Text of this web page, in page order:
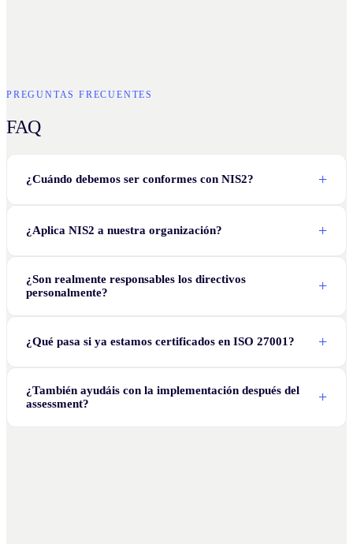
PREGUNTAS FRECUENTES
FAQ
¿Cuándo debemos ser conformes con NIS2?
¿Aplica NIS2 a nuestra organización?
¿Son realmente responsables los directivos
personalmente?
¿Qué pasa si ya estamos certificados en ISO 27001?
¿También ayudáis con la implementación después del
assessment?